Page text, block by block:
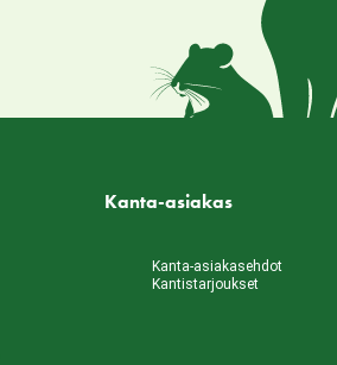
Kanta-asiakas
Kanta-asiakasehdot
Kantistarjoukset